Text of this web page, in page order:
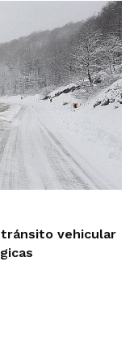
tránsito vehicular